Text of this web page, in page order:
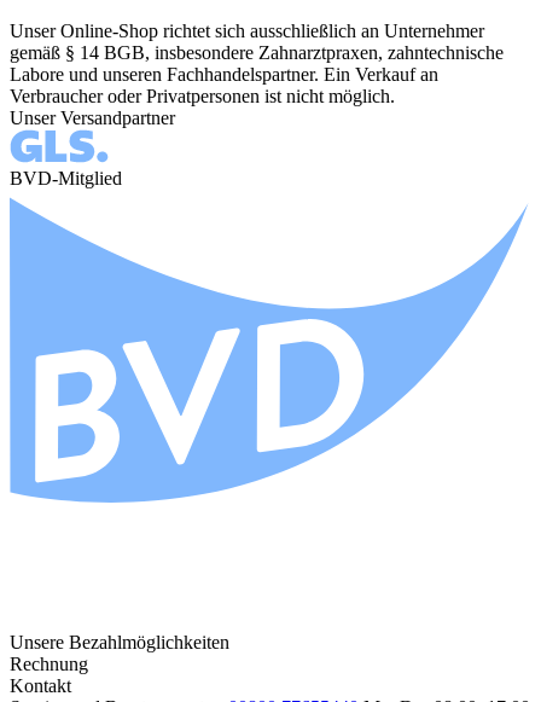
Unser Online-Shop richtet sich ausschließlich an Unternehmer
gemäß § 14 BGB, insbesondere Zahnarztpraxen, zahntechnische
Labore und unseren Fachhandelspartner. Ein Verkauf an
Verbraucher oder Privatpersonen ist nicht möglich.
Unser Versandpartner
BVD-Mitglied
Unsere Bezahlmöglichkeiten
Rechnung
Kontakt